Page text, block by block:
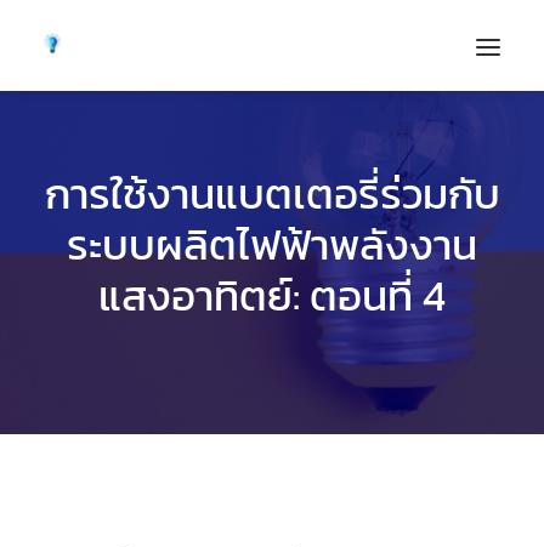
การใช้งานแบตเตอรี่ร่วมกับ
ระบบผลิตไฟฟ้าพลังงาน
แสงอาทิตย์: ตอนที่ 4